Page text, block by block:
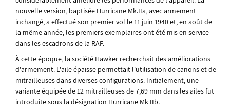
nouvelle version, baptisée Hurricane Mk.IIa, avec armement
inchangé, a effectué son premier vol le 11 juin 1940 et, en août de
la même année, les premiers exemplaires ont été mis en service
dans les escadrons de la RAF.
À cette époque, la société Hawker recherchait des améliorations
d'armement. L'aile épaisse permettait l'utilisation de canons et de
mitrailleuses dans diverses configurations. Initialement, une
variante équipée de 12 mitrailleuses de 7,69 mm dans les ailes fut
introduite sous la désignation Hurricane Mk IIb.